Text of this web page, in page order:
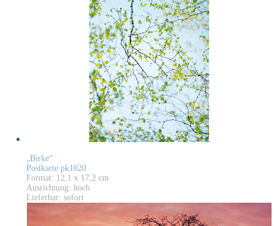
„Birke“
Postkarte pk1020
Format: 12,1 x 17,2 cm
Ausrichtung: hoch
Lieferbar: sofort